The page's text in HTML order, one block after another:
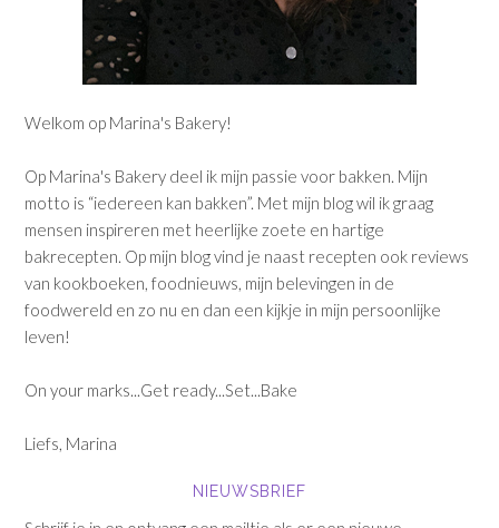
Welkom op Marina's Bakery!
Op Marina's Bakery deel ik mijn passie voor bakken. Mijn
motto is “iedereen kan bakken”. Met mijn blog wil ik graag
mensen inspireren met heerlijke zoete en hartige
bakrecepten. Op mijn blog vind je naast recepten ook reviews
van kookboeken, foodnieuws, mijn belevingen in de
foodwereld en zo nu en dan een kijkje in mijn persoonlijke
leven!
On your marks...Get ready...Set...Bake
Liefs, Marina
NIEUWSBRIEF